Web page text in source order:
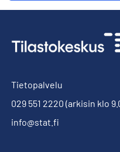
Tietopalvelu
029 551 2220 (arkisin klo
info@stat.fi